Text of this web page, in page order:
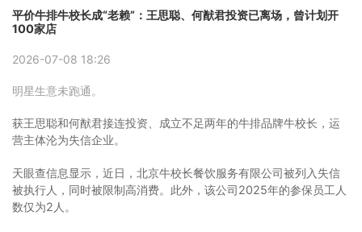
平价牛排牛校长成“老赖”：王思聪、何猷君投资已离场，曾计划开
100家店
2026-07-08 18:26
明星生意未跑通。
获王思聪和何猷君接连投资、成立不足两年的牛排品牌牛校长，运
营主体沦为失信企业。
天眼查信息显示，近日，北京牛校长餐饮服务有限公司被列入失信
被执行人，同时被限制高消费。此外，该公司2025年的参保员工人
数仅为2人。